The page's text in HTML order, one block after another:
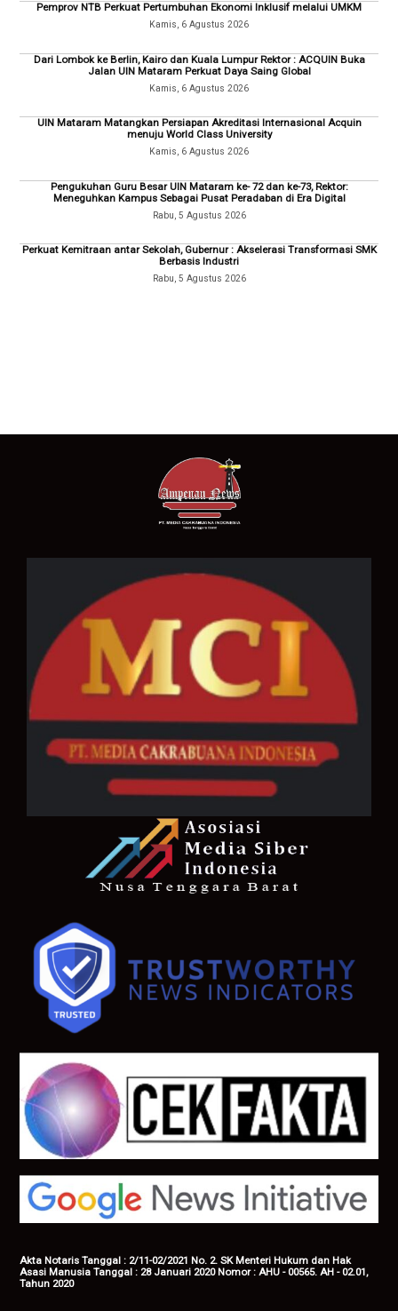
Pemprov NTB Perkuat Pertumbuhan Ekonomi Inklusif melalui UMKM
Kamis, 6 Agustus 2026
Dari Lombok ke Berlin, Kairo dan Kuala Lumpur Rektor : ACQUIN Buka
Jalan UIN Mataram Perkuat Daya Saing Global
Kamis, 6 Agustus 2026
UIN Mataram Matangkan Persiapan Akreditasi Internasional Acquin
menuju World Class University
Kamis, 6 Agustus 2026
Pengukuhan Guru Besar UIN Mataram ke- 72 dan ke-73, Rektor:
Meneguhkan Kampus Sebagai Pusat Peradaban di Era Digital
Rabu, 5 Agustus 2026
Perkuat Kemitraan antar Sekolah, Gubernur : Akselerasi Transformasi SMK
Berbasis Industri
Rabu, 5 Agustus 2026
Akta Notaris Tanggal : 2/11-02/2021 No. 2. SK Menteri Hukum dan Hak
Asasi Manusia Tanggal : 28 Januari 2020 Nomor : AHU - 00565. AH - 02.01,
Tahun 2020